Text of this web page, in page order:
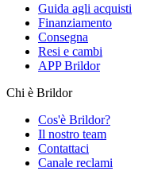
Guida agli acquisti
Finanziamento
Consegna
Resi e cambi
APP Brildor
Chi è Brildor
Cos'è Brildor?
Il nostro team
Contattaci
Canale reclami